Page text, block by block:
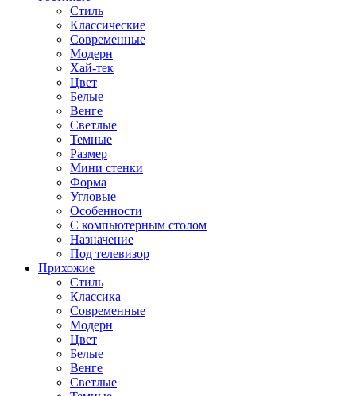
Стиль
Классические
Современные
Модерн
Хай-тек
Цвет
Белые
Венге
Светлые
Темные
Размер
Мини стенки
Форма
Угловые
Особенности
С компьютерным столом
Назначение
Под телевизор
Прихожие
Стиль
Классика
Современные
Модерн
Цвет
Белые
Венге
Светлые